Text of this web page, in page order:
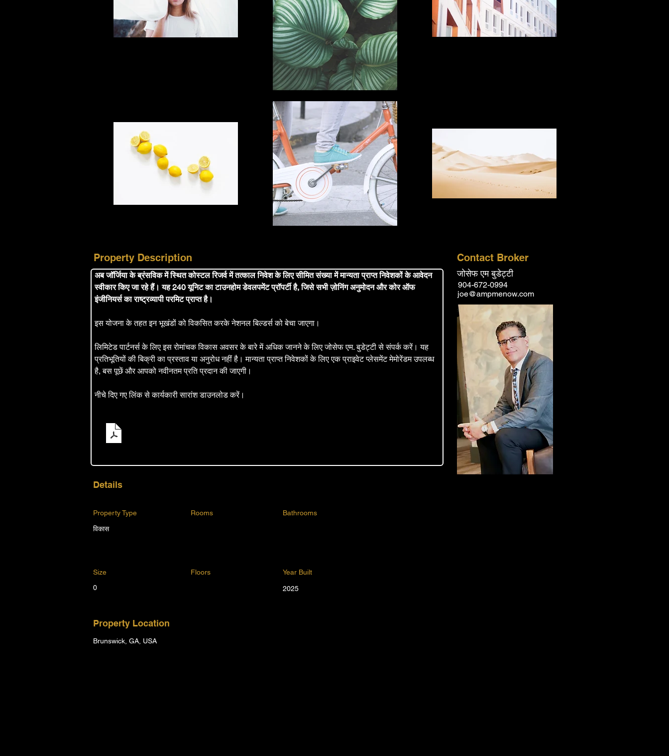
Property Description
अब जॉर्जिया के ब्रंसविक में स्थित कोस्टल रिजर्व में तत्काल निवेश के लिए सीमित संख्या में मान्यता प्राप्त निवेशकों के आवेदन
स्वीकार किए जा रहे हैं। यह 240 यूनिट का टाउनहोम डेवलपमेंट प्रॉपर्टी है, जिसे सभी ज़ोनिंग अनुमोदन और कोर ऑफ
इंजीनियर्स का राष्ट्रव्यापी परमिट प्राप्त है।
इस योजना के तहत इन भूखंडों को विकसित करके नेशनल बिल्डर्स को बेचा जाएगा।
लिमिटेड पार्टनर्स के लिए इस रोमांचक विकास अवसर के बारे में अधिक जानने के लिए जोसेफ एम. बुडेट्टी से संपर्क करें। यह
प्रतिभूतियों की बिक्री का प्रस्ताव या अनुरोध नहीं है। मान्यता प्राप्त निवेशकों के लिए एक प्राइवेट प्लेसमेंट मेमोरेंडम उपलब्ध
है, बस पूछें और आपको नवीनतम प्रति प्रदान की जाएगी।
नीचे दिए गए लिंक से कार्यकारी सारांश डाउनलोड करें।
Contact Broker
जोसेफ एम बुडेट्टी
904-672-0994
joe@ampmenow.com
Details
Property Type Rooms
Bathrooms
विकास
Size Floors
Year Built
0
2025
Property Location
Brunswick, GA, USA